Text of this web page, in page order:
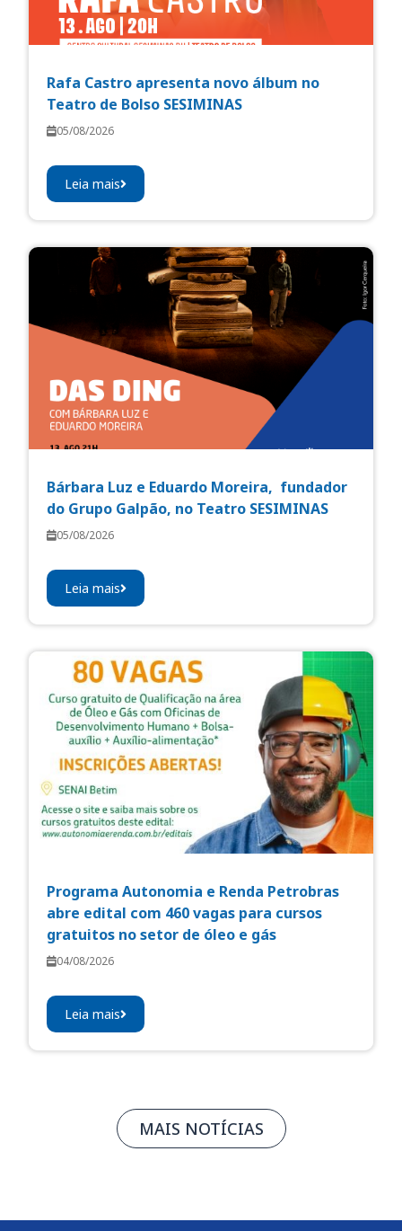
Rafa Castro apresenta novo álbum no
Teatro de Bolso SESIMINAS
05/08/2026
Leia mais
Bárbara Luz e Eduardo Moreira, fundador
do Grupo Galpão, no Teatro SESIMINAS
05/08/2026
Leia mais
Programa Autonomia e Renda Petrobras
abre edital com 460 vagas para cursos
gratuitos no setor de óleo e gás
04/08/2026
Leia mais
MAIS NOTÍCIAS